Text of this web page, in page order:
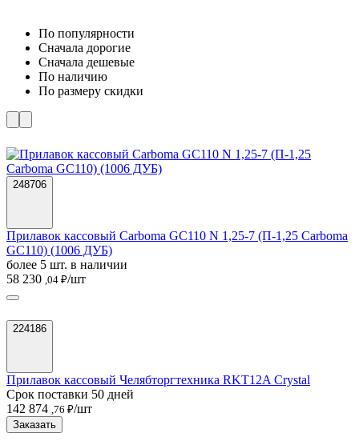
По популярности
Cначала дорогие
Cначала дешевые
По наличию
По размеру скидки
248706
Прилавок кассовый Carboma GC110 N 1,25-7 (П-1,25 Carboma
GC110) (1006 ДУБ)
более 5 шт. в наличии
58 230 ,04 ₽/шт
224186
Прилавок кассовый Челябторгтехника RKT12A Crystal
Срок поставки 50 дней
142 874 ,76 ₽/шт
Заказать